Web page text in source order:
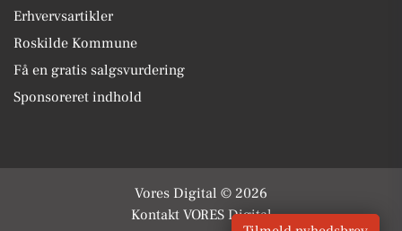
Erhvervsartikler
Roskilde Kommune
Få en gratis salgsvurdering
Sponsoreret indhold
Vores Digital © 2026
Kontakt VORES Digital